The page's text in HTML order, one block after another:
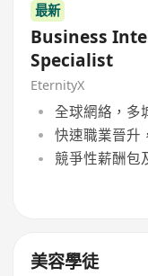
最新
Business
Specialist
EternityX
全球網絡，多
快速職業晉升
競爭性薪酬包
美容學徒